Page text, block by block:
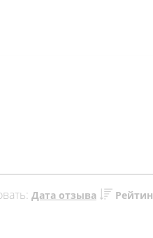
Дата отзыва